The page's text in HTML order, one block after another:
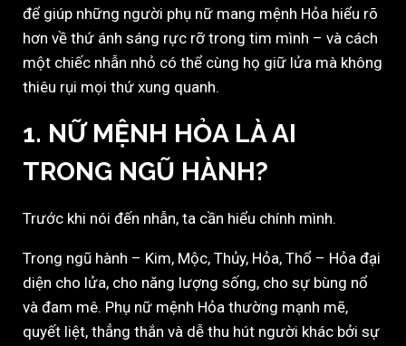
để giúp những người phụ nữ mang mệnh Hỏa hiểu rõ
hơn về thứ ánh sáng rực rỡ trong tim mình – và cách
một chiếc nhẫn nhỏ có thể cùng họ giữ lửa mà không
thiêu rụi mọi thứ xung quanh.
1. NỮ MỆNH HỎA LÀ AI
TRONG NGŨ HÀNH?
Trước khi nói đến nhẫn, ta cần hiểu chính mình.
Trong ngũ hành – Kim, Mộc, Thủy, Hỏa, Thổ – Hỏa đại
diện cho lửa, cho năng lượng sống, cho sự bùng nổ
và đam mê. Phụ nữ mệnh Hỏa thường mạnh mẽ,
quyết liệt, thẳng thắn và dễ thu hút người khác bởi sự